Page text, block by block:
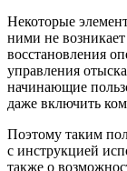
Некоторые
ними не
восстановления
управления
начинающие
даже включить
Поэтому таким
с инструкцией
также о